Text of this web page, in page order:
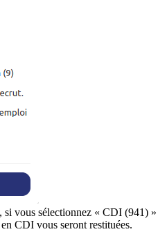
si vous sélectionnez « CDI (941) »
CDI vous seront restituées.